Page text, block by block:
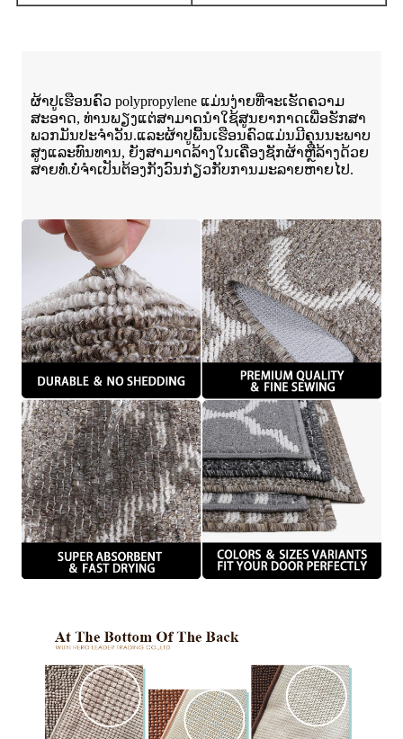
ຜ້າປູເຮືອນຄົວ polypropylene ແມ່ນງ່າຍທີ່ຈະເຮັດຄວາມ
ສະອາດ, ທ່ານພຽງແຕ່ສາມາດນໍາໃຊ້ສູນຍາກາດເພື່ອຮັກສາ
ພວກມັນປະຈໍາວັນ.ແລະຜ້າປູພື້ນເຮືອນຄົວແມ່ນມີຄຸນນະພາບ
ສູງແລະທົນທານ, ຍັງສາມາດລ້າງໃນເຄື່ອງຊັກຜ້າຫຼືລ້າງດ້ວຍ
ສາຍທໍ່.ບໍ່​ຈໍາ​ເປັນ​ຕ້ອງ​ກັງ​ວົນ​ກ່ຽວ​ກັບ​ການ​ມະ​ລາຍ​ຫາຍ​ໄປ​.